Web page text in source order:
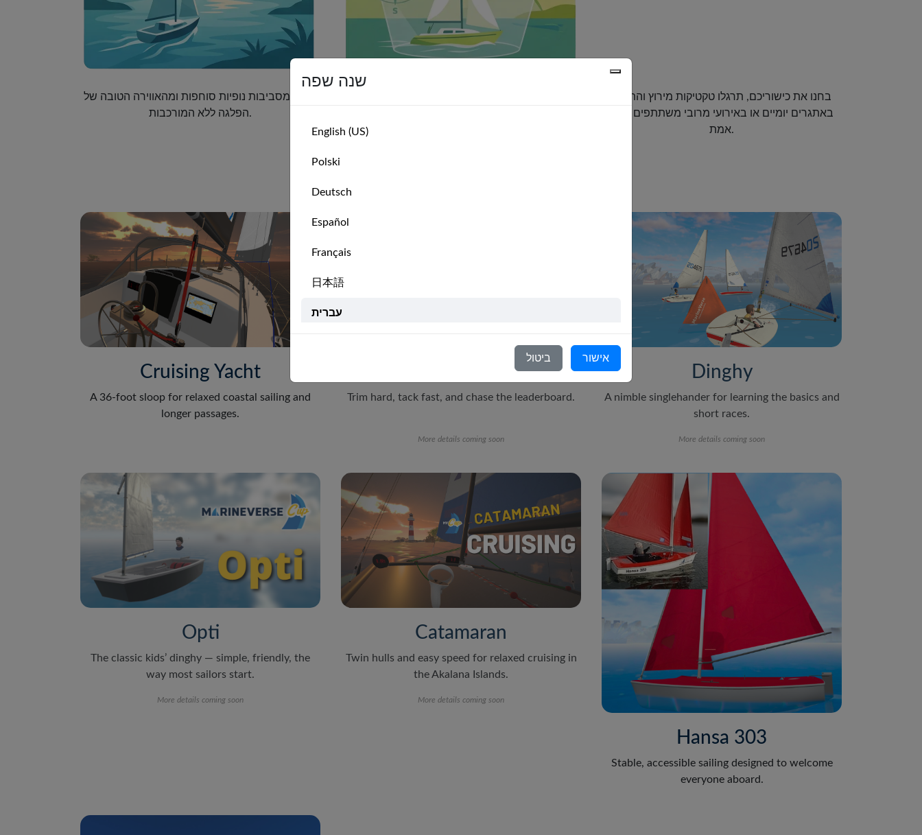
תיהנו מסביבות נופיות סוחפות ומהאווירה הטובה של
הפלגה ללא המורכבות.
בחנו את כישוריכם, תרגלו טקטיקות מירוץ והתחרו
באתגרים יומיים או באירועי מרובי משתתפים בזמן
אמת.
Cruising Yacht
A 36-foot sloop for relaxed coastal sailing and
longer passages.
Racing Yacht
Trim hard, tack fast, and chase the leaderboard.
More details coming soon
Dinghy
A nimble singlehander for learning the basics and
short races.
More details coming soon
Opti
The classic kids’ dinghy — simple, friendly, the
way most sailors start.
More details coming soon
Catamaran
Twin hulls and easy speed for relaxed cruising in
the Akalana Islands.
More details coming soon
Hansa 303
Stable, accessible sailing designed to welcome
everyone aboard.
שנה שפה
English (US)
Polski
Deutsch
Español
Français
日本語
עברית
Português
ביטול אישור